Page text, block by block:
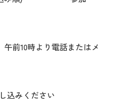
10時より電話またはメ
込みください